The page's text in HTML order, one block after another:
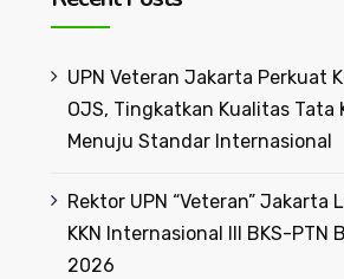
UPN Veteran Jakarta Perkuat
OJS, Tingkatkan Kualitas Tata
Menuju Standar Internasional
Rektor UPN “Veteran” Jakarta
KKN Internasional III BKS-PTN
2026